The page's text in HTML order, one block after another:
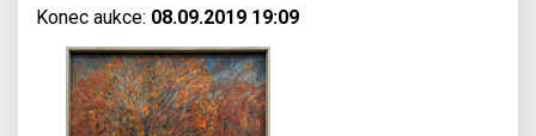
Konec aukce: 08.09.2019 19:09